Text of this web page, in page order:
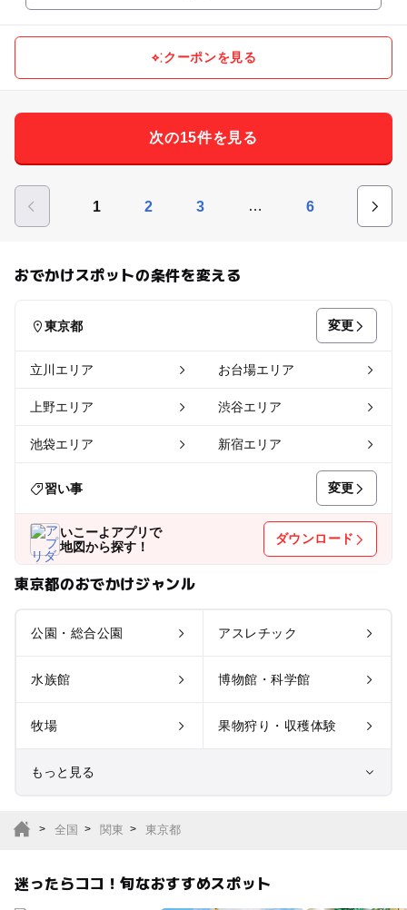
クーポンを見る
次の15件を見る
1 2 3 … 6
おでかけスポットの条件を変える
東京都 変更
立川エリア お台場エリア
上野エリア 渋谷エリア
池袋エリア 新宿エリア
習い事 変更
いこーよアプリで
地図から探す！
ダウンロード
東京都のおでかけジャンル
公園・総合公園 アスレチック
水族館 博物館・科学館
牧場 果物狩り・収穫体験
もっと見る
全国 関東 東京都
迷ったらココ！旬なおすすめスポット